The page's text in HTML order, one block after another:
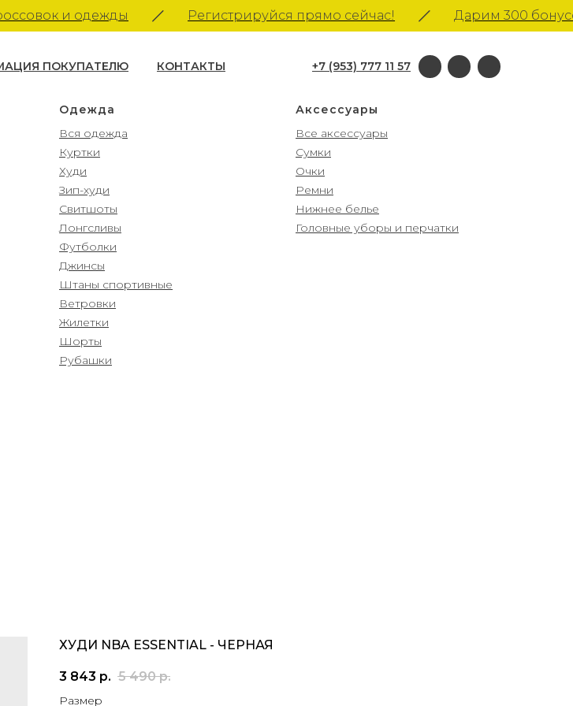
и одежды Регистрируйся прямо сейчас! Дарим 300
+7 (953) 777 11 57
КОНТАКТЫ
ПОКУПАТЕЛЮ
Одежда
Вся одежда
Куртки
Худи
Зип-худи
Свитшоты
Лонгсливы
Футболки
Джинсы
Штаны спортивные
Ветровки
Жилетки
Шорты
Рубашки
Аксессуары
Все аксессуары
Сумки
Очки
Ремни
Нижнее белье
Головные уборы и перчатки
ХУДИ NBA ESSENTIAL - ЧЕРНАЯ
3 843 р. 5 490 р.
Размер